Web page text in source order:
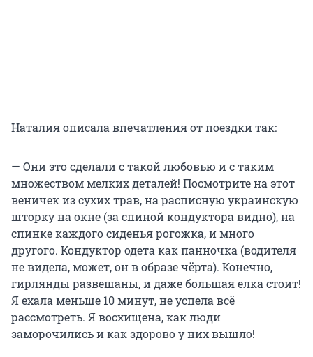
Наталия описала впечатления от поездки так:
— Они это сделали с такой любовью и с таким
множеством мелких деталей! Посмотрите на этот
веничек из сухих трав, на расписную украинскую
шторку на окне (за спиной кондуктора видно), на
спинке каждого сиденья рогожка, и много
другого. Кондуктор одета как панночка (водителя
не видела, может, он в образе чёрта). Конечно,
гирлянды развешаны, и даже большая елка стоит!
Я ехала меньше 10 минут, не успела всё
рассмотреть. Я восхищена, как люди
заморочились и как здорово у них вышло!